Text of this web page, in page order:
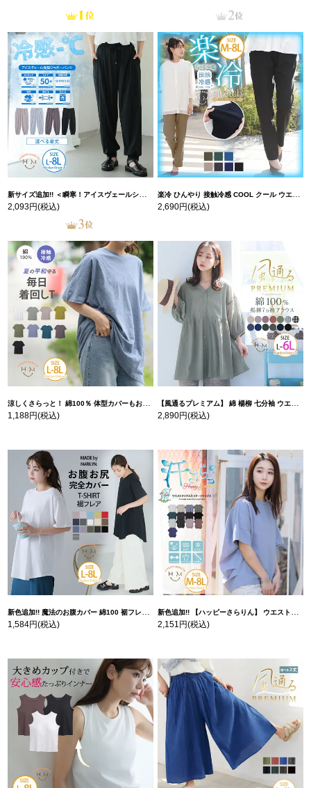
新サイズ追加!! ＜瞬寒！アイスヴェールシリーズ＞ 美脚 ジョガーパンツ 【ウェストゴム】 【ストレッチ】 | 大きいサイズの通販ならハッピーマリリン
2,093円(税込)
楽冷 ひんやり 接触冷感 COOL クール ウエストゴム 楽ちん ストレッチ 美脚 レギパン 【ストレッチ】 | 大きいサイズの通販ならハッピーマリリン
2,690円(税込)
涼しくさらっと！ 綿100％ 体型カバーもお洒落も叶える 風合いコットン ゆるシルエット ドルマン | 大きいサイズの通販ならハッピーマリリン
1,188円(税込)
【風通るプレミアム】 綿 楊柳 七分袖 ウエストギャザー ブラウス | 大きいサイズの通販ならハッピーマリリン
2,890円(税込)
新色追加!! 魔法のお腹カバー 綿100 裾フレア Tシャツ | 大きいサイズの通販ならハッピーマリリン
1,584円(税込)
新色追加!! 【ハッピーさらりん】 ウエストタック入り スッキリ魅せ コクーントップス | 大きいサイズの通販ならハッピーマリリン
2,151円(税込)